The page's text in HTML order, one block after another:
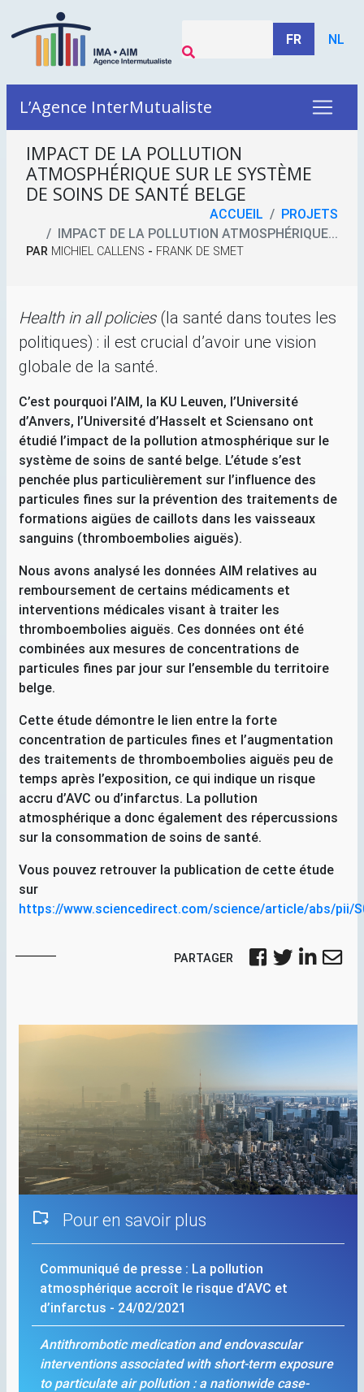
FR NL
L’Agence InterMutualiste
IMPACT DE LA POLLUTION
ATMOSPHÉRIQUE SUR LE SYSTÈME
DE SOINS DE SANTÉ BELGE
ACCUEIL
PROJETS
IMPACT DE LA POLLUTION ATMOSPHÉRIQUE...
PAR MICHIEL CALLENS - FRANK DE SMET
Health in all policies(la santé dans toutes les
politiques) : il est crucial d’avoir une vision
globale de la santé.
C’est pourquoi l’AIM, la KU Leuven, l’Université
d’Anvers, l’Université d’Hasselt et Sciensano ont
étudié l’impact de la pollution atmosphérique sur le
système de soins de santé belge. L’étude s’est
penchée plus particulièrement sur l’influence des
particules fines sur la prévention des traitements de
formations aigües de caillots dans les vaisseaux
sanguins (thromboembolies aiguës).
Nous avons analysé les données AIM relatives au
remboursement de certains médicaments et
interventions médicales visant à traiter les
thromboembolies aiguës. Ces données ont été
combinées aux mesures de concentrations de
particules fines par jour sur l’ensemble du territoire
belge.
Cette étude démontre le lien entre la forte
concentration de particules fines et l’augmentation
des traitements de thromboembolies aiguës peu de
temps après l’exposition, ce qui indique un risque
accru d’AVC ou d’infarctus. La pollution
atmosphérique a donc également des répercussions
sur la consommation de soins de santé.
Vous pouvez retrouver la publication de cette étude
sur
https://www.sciencedirect.com/science/article/abs/pii/
PARTAGER
Pour en savoir plus
Communiqué de presse : La pollution
atmosphérique accroît le risque d’AVC et
d’infarctus - 24/02/2021
Antithrombotic medication and endovascular
interventions associated with short-term exposure
to particulate air pollution : a nationwide case-